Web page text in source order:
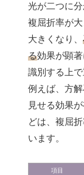
光が二つに分
複屈折率が
大きくなり、
る効果が顕
識別する上で
例えば、方
見せる効果
どは、複屈
います。
項目